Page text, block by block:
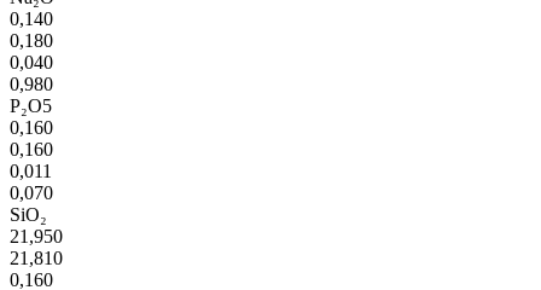
0,140
0,180
0,040
0,980
P₂O5
0,160
0,160
0,011
0,070
SiO₂
21,950
21,810
0,160